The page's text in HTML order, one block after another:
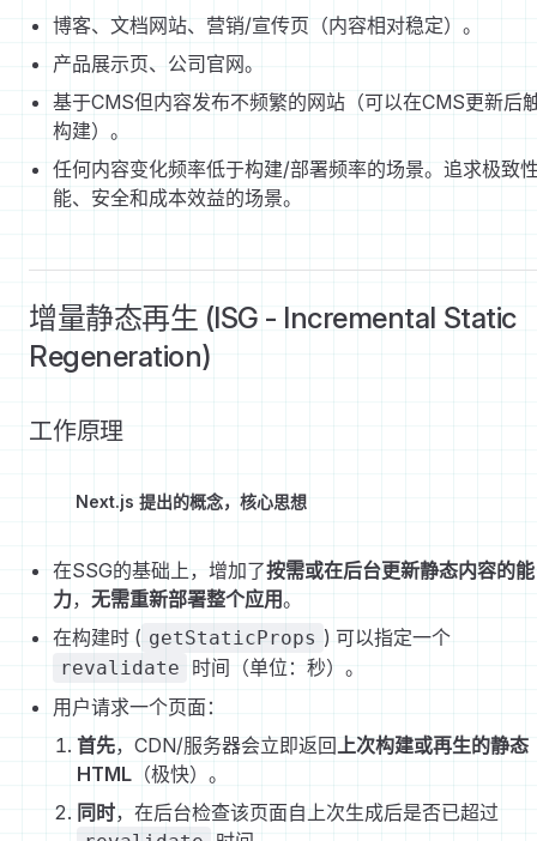
博客、文档网站、营销/宣传页（内容相对稳定）。
产品展示页、公司官网。
基于CMS但内容发布不频繁的网站（可以在CMS更新后
构建）。
任何内容变化频率低于构建/部署频率的场景。追求极致
能、安全和成本效益的场景。
增量静态再生 (ISG - Incremental Static
Regeneration)
工作原理
Next.js 提出的概念，核心思想
在SSG的基础上，增加了按需或在后台更新静态内容的能
力， 无需重新部署整个应用。
在构建时 ( getStaticProps ) 可以指定一个
revalidate
时间（单位：秒）。
用户请求一个页面：
首先，CDN/服务器会立即返回上次构建或再生的静态
HTML （极快）。
同时，在后台检查该页面自上次生成后是否已超过